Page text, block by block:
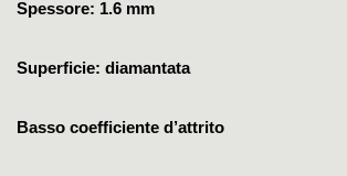
Spessore: 1.6 mm
Superficie: diamantata
Basso coefficiente d’attrito